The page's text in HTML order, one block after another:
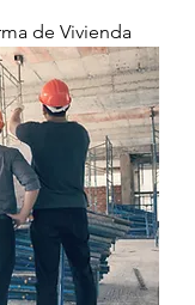
de Vivienda